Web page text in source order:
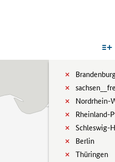
Nordrhein-
Rheinland-
Schleswig-
Berlin
Thüringen